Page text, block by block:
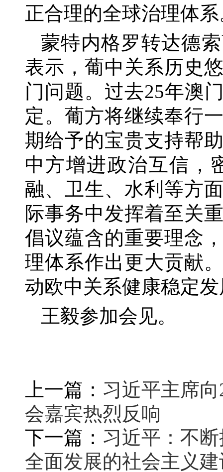
正合理的全球治理体
蒙特内格罗转达德
表示，葡中关系历史
门问题。过去25年澳
定。葡方将继续奉行
期给予的宝贵支持帮
中方增进政治互信，
融、卫生、水利等方
际事务中发挥着至关
倡议蕴含的重要理念
理体系作出更大贡献
动欧中关系健康稳定
王毅参加会见。
上一篇： 习近平主席
会嘉宾热烈反响
下一篇： 习近平：不
全面发展的社会主义